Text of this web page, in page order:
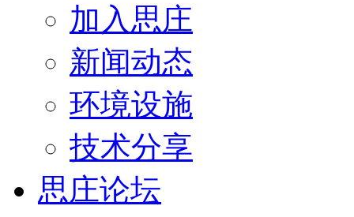
加入思庄
新闻动态
环境设施
技术分享
思庄论坛